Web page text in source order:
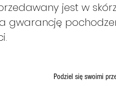
jest w
gwarancję
Podziel się swoimi